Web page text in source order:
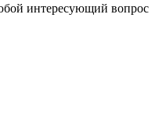
интересующий вопрос